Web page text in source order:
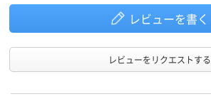
レビューを書く
レビューをリクエストする